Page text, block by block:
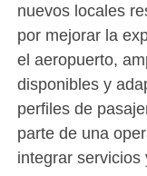
nuevos locales
por mejorar la
el aeropuerto,
disponibles y
perfiles de
parte de una
integrar